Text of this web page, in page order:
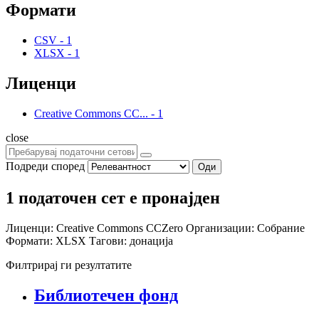
Формати
CSV - 1
XLSX - 1
Лиценци
Creative Commons CC... - 1
close
Подреди според Оди
1 податочен сет е пронајден
Лиценци: Creative Commons CCZero Организации: Собрание
Формати: XLSX Тагови: донација
Филтрирај ги резултатите
Библиотечен фонд